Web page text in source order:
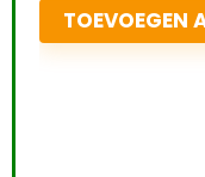
Schiet op!